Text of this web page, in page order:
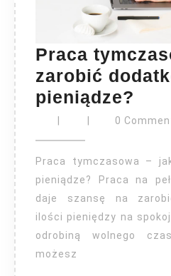
Praca
zarobić
pieniądze?
jak
0
Praca tymczasowa – jak zarobić dodatkowe
pieniądze? Praca na
daje szansę na
ilości pieniędzy na
odrobiną wolnego
możesz